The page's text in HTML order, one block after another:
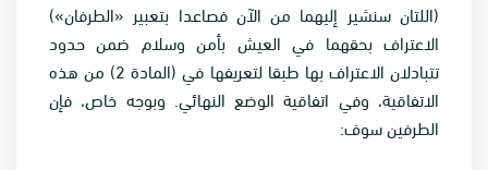
(اللتان سنشير إليهما من الآن فصاعدا بتعبير «الطرفان»)
الاعتراف بحقهما في العيش بأمن وسلام ضمن حدود
تتبادلان الاعتراف بها طبقا لتعريفها في (المادة 2) من هذه
الاتفاقية، وفي اتفاقية الوضع النهائي. وبوجه خاص، فإن
الطرفين سوف: